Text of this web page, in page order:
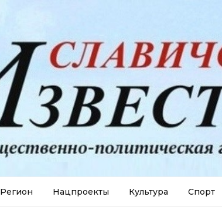
Регион Нацпроекты Культура Спорт